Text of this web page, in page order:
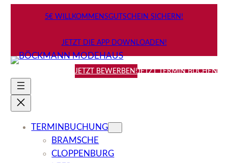
5€ WILLKOMMENSGUTSCHEIN SICHERN!
JETZT DIE APP DOWNLOADEN!
JETZT BEWERBEN!JETZT TERMIN BUCHEN
TERMINBUCHUNG
BRAMSCHE
CLOPPENBURG